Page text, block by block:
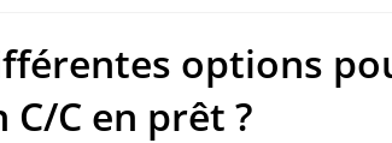
options
C/C en prêt ?